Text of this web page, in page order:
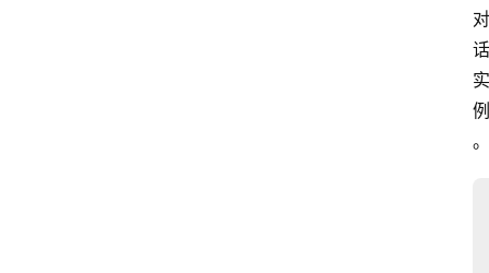
对
话
实
例
。